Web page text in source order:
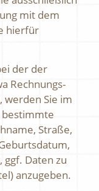
mit dem
hierfür
der der
Rechnungs-
werden Sie im
bestimmte
Straße,
ggf. Daten zu
anzugeben.